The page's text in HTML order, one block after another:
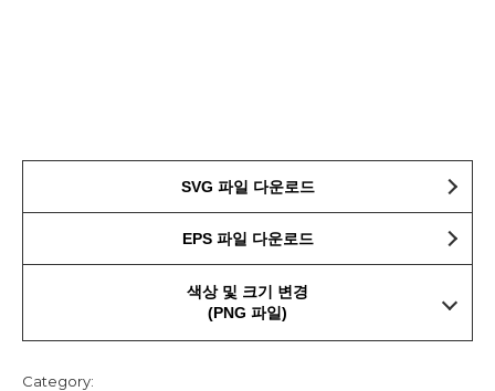
SVG 파일 다운로드
EPS 파일 다운로드
색상 및 크기 변경
(PNG 파일)
Category: